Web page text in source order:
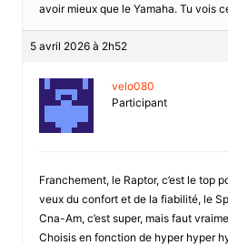
avoir mieux que le Yamaha. Tu vois
5 avril 2026 à 2h52
velo080
Participant
Franchement, le Raptor, c’est le top
veux du confort et de la fiabilité, le
Cna-Am, c’est super, mais faut
Choisis en fonction de hyper hyper